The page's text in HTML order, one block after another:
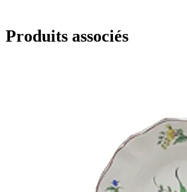
Produits associés